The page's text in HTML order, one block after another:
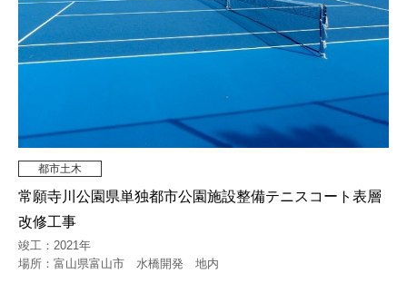
都市土木
常願寺川公園県単独都市公園施設整備テニスコート表層
改修工事
竣工：2021年
場所：富山県富山市 水橋開発 地内